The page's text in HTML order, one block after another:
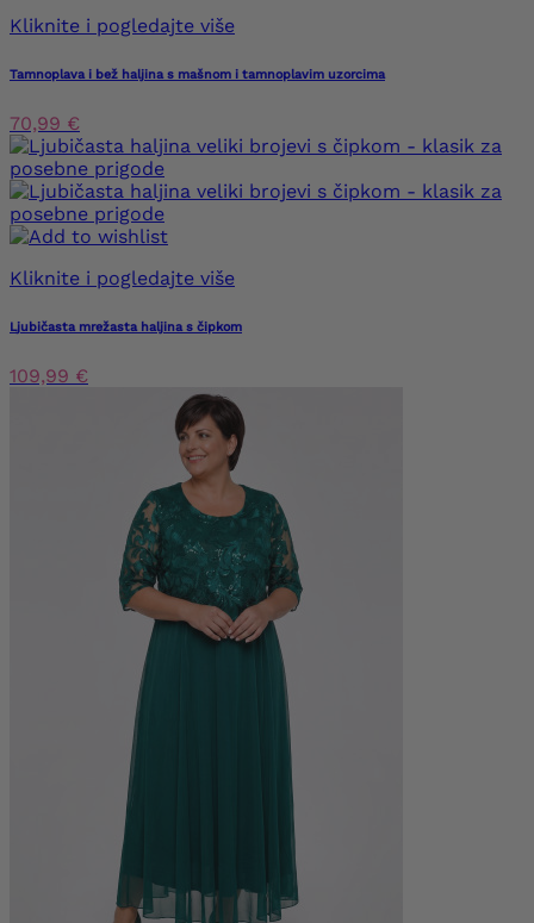
Kliknite i pogledajte više
Tamnoplava i bež haljina s mašnom i tamnoplavim uzorcima
70,99 €
Kliknite i pogledajte više
Ljubičasta mrežasta haljina s čipkom
109,99 €